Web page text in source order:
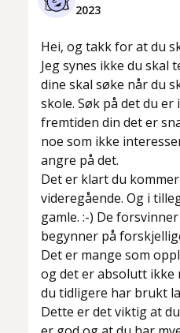
2023
Hei, og takk for at du
Jeg synes ikke du skal
dine skal søke når du
skole. Søk på det du
fremtiden din det er
noe som ikke
angre på det.
Det er klart du
videregående. Og i
gamle. :-) De
begynner på
Det er mange som
og det er absolutt ikke
du tidligere har brukt
Dette er det viktig at